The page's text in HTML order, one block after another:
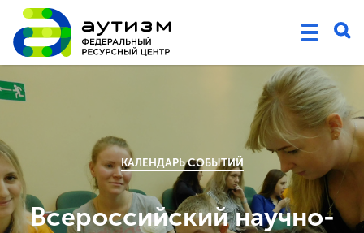
КАЛЕНДАРЬ СОБЫТИЙ
Всероссийский научно-